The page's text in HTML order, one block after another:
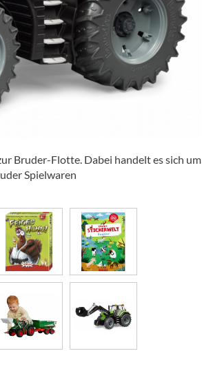
Bruder-Flotte. Dabei handelt es sich um
Spielwaren